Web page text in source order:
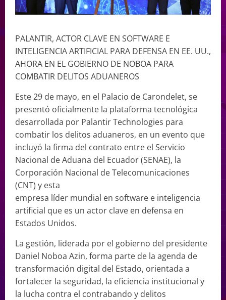
PALANTIR, ACTOR CLAVE EN SOFTWARE E
INTELIGENCIA ARTIFICIAL PARA DEFENSA EN EE. UU.,
AHORA EN EL GOBIERNO DE NOBOA PARA
COMBATIR DELITOS ADUANEROS
Este 29 de mayo, en el Palacio de Carondelet, se
presentó oficialmente la plataforma tecnológica
desarrollada por Palantir Technologies para
combatir los delitos aduaneros, en un evento que
incluyó la firma del contrato entre el Servicio
Nacional de Aduana del Ecuador (SENAE), la
Corporación Nacional de Telecomunicaciones
(CNT) y esta
empresa líder mundial en software e inteligencia
artificial que es un actor clave en defensa en
Estados Unidos.
La gestión, liderada por el gobierno del presidente
Daniel Noboa Azin, forma parte de la agenda de
transformación digital del Estado, orientada a
fortalecer la seguridad, la eficiencia institucional y
la lucha contra el contrabando y delitos